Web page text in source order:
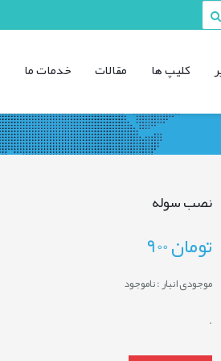
کليپ ها مقالات خدمات ما
نصب سوله
تومان
موجودی انبار :ناموجود
.